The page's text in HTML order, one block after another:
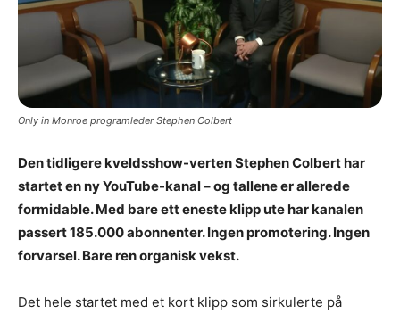
Only in Monroe programleder Stephen Colbert
Den tidligere kveldsshow-verten Stephen Colbert har
startet en ny YouTube-kanal – og tallene er allerede
formidable. Med bare ett eneste klipp ute har kanalen
passert 185.000 abonnenter. Ingen promotering. Ingen
forvarsel. Bare ren organisk vekst.
Det hele startet med et kort klipp som sirkulerte på